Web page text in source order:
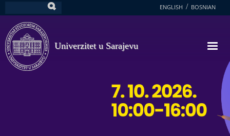
na
glavni
sadržaj
ENGLISH BOSNIAN
Univerzitet u Sarajevu